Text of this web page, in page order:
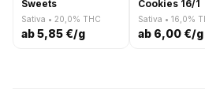
Sweets
Sativa • 20,0% THC
ab 5,85 €/g
Cookies 16/1
Sativa • 16,0%
ab 6,00 €/g